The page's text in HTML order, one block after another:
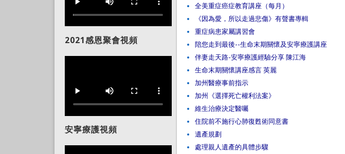
全美重症癌症教育講座（每月）
《因為愛，所以走過悲傷》有聲書專輯
重症病患家屬講習會
陪您走到最後--生命末期關懷及安寧療護講座
伴妻走天路-安寧療護經驗分享 陳江海
生命末期關懷講座感言 英麗
加州醫療事前指示
加州《選擇死亡權利法案》
維生治療決定醫囑
住院前不施行心肺復甦術同意書
遺產規劃
處理親人遺產的具體步驟
2021感恩聚會視頻
安寧療護視頻